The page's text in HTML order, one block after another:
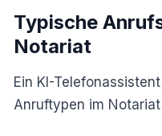
Typische
Notariat
Ein KI-
Anruftypen im